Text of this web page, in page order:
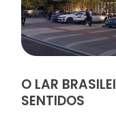
O LAR
SENTIDOS